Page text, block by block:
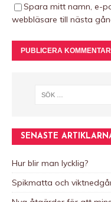
Spara mitt namn, e-
webbläsare till nästa
n
a
t
i
v
e
SENASTE
Hur blir man lycklig?
Spikmatta och